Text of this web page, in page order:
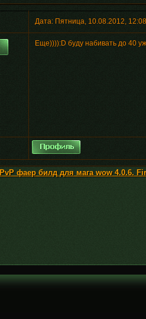
Дата: Пятница, 10.08.2012,
Еще)))):D буду набивать до 40
PvP фаер билд для мага wow 4.0.6.